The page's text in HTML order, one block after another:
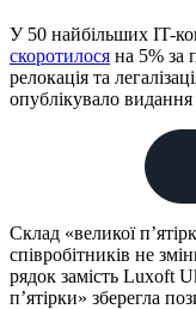
У 50 найбільших IT-
скоротилося на 5% за
релокація та
опублікувало
Склад «великої
співробітників не
рядок замість Luxoft
п’ятірки» зберегла